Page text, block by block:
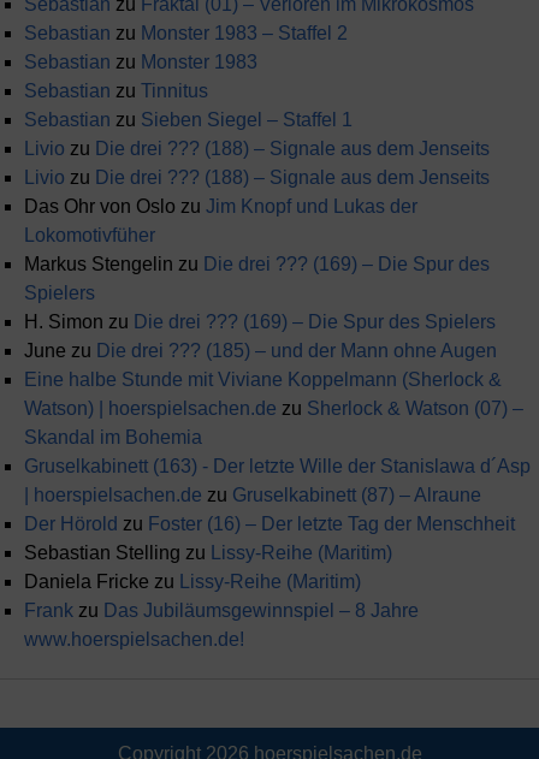
Sebastian zu Fraktal (01) – Verloren im Mikrokosmos
Sebastian zu Monster 1983 – Staffel 2
Sebastian zu Monster 1983
Sebastian zu Tinnitus
Sebastian zu Sieben Siegel – Staffel 1
Livio zu Die drei ??? (188) – Signale aus dem Jenseits
Livio zu Die drei ??? (188) – Signale aus dem Jenseits
Das Ohr von Oslo zu Jim Knopf und Lukas der
Lokomotivfüher
Markus Stengelin zu Die drei ??? (169) – Die Spur des
Spielers
H. Simon zu Die drei ??? (169) – Die Spur des Spielers
June zu Die drei ??? (185) – und der Mann ohne Augen
Eine halbe Stunde mit Viviane Koppelmann (Sherlock &
Watson) | hoerspielsachen.de zu Sherlock & Watson (07) –
Skandal im Bohemia
Gruselkabinett (163) - Der letzte Wille der Stanislawa d´Asp
| hoerspielsachen.de zu Gruselkabinett (87) – Alraune
Der Hörold zu Foster (16) – Der letzte Tag der Menschheit
Sebastian Stelling zu
Lissy-Reihe (Maritim)
Daniela Fricke zu
Lissy-Reihe (Maritim)
Frank zu Das Jubiläumsgewinnspiel – 8 Jahre
www.hoerspielsachen.de!
Copyright 2026 hoerspielsachen.de